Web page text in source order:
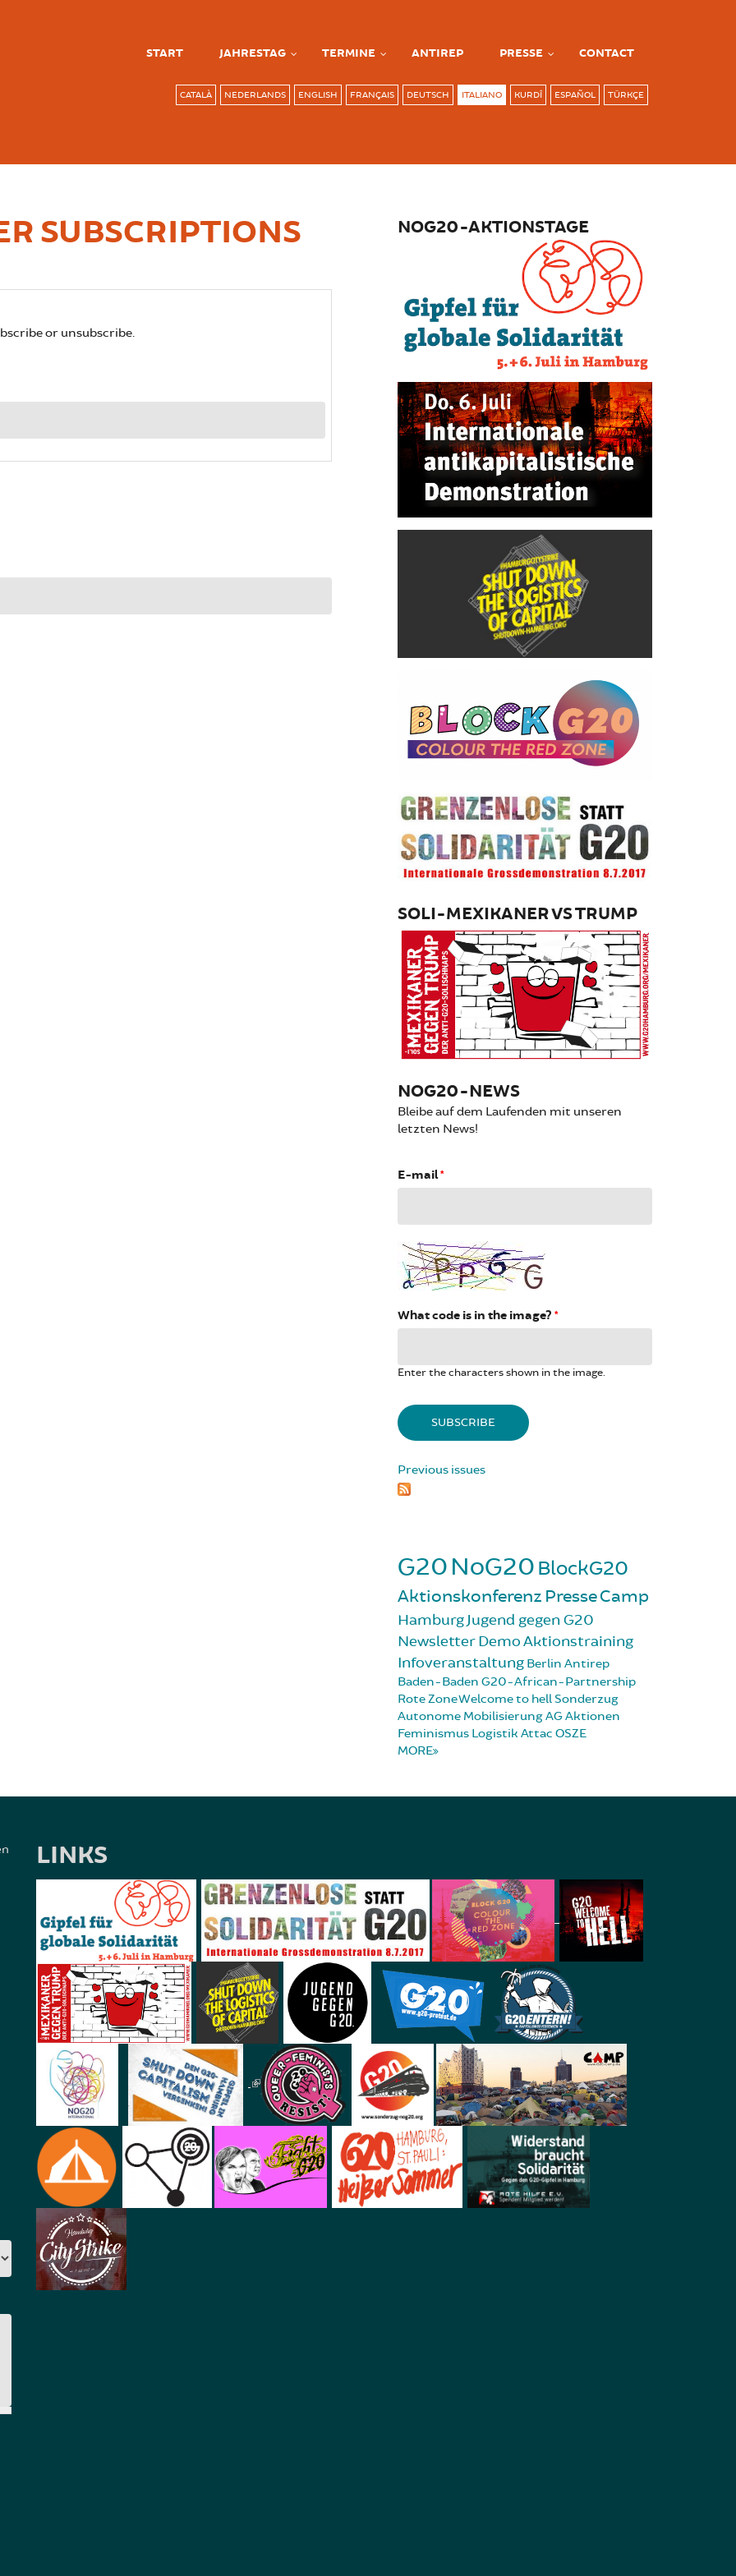
START JAHRESTAG TERMINE ANTIREP PRESSE CONTACT
CATALÀ NEDERLANDS ENGLISH FRANÇAIS DEUTSCH ITALIANO KURDÎ ESPAÑOL TÜRKÇE
SUBSCRIPTIONS
or unsubscribe.
NOG20-AKTIONSTAGE
SOLI-MEXIKANER VS TRUMP
NOG20-NEWS
Bleibe auf dem Laufenden mit unseren
letzten News!
E-mail*
What code is in the image? *
Enter the characters shown in the image.
Previous issues
G20NoG20 BlockG20
Aktionskonferenz PresseCamp
HamburgJugend gegen G20
NewsletterDemoAktionstraining
Infoveranstaltung Berlin Antirep
Baden-Baden G20-African-Partnership
Rote ZoneWelcome to hellSonderzug
Autonome MobilisierungAG Aktionen
Feminismus Logistik Attac OSZE
MORE
LINKS